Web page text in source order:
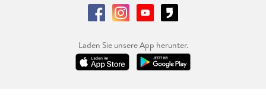
Laden Sie unsere App herunter.